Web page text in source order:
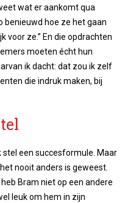
wat er aankomt qua
benieuwd hoe ze het gaan
voor ze.” En die opdrachten
moeten écht hun
ik dacht: dat zou ik zelf
die indruk maken, bij
stel een succesformule. Maar
nooit anders is geweest.
heb Bram niet op een andere
leuk om hem in zijn